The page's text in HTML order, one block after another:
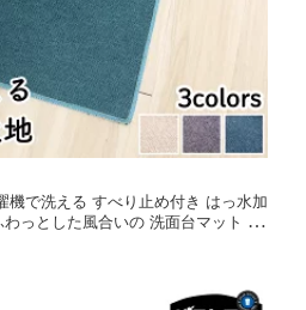
機で洗える すべり止め付き はっ水加
っとした風合いの 洗面台マット サ